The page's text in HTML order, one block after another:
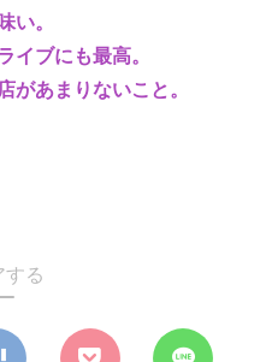
い。
イブにも最高。
があまりないこと。
する